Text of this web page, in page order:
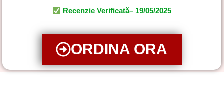
Recenzie Verificată– 19/05/2025
ORDINA ORA